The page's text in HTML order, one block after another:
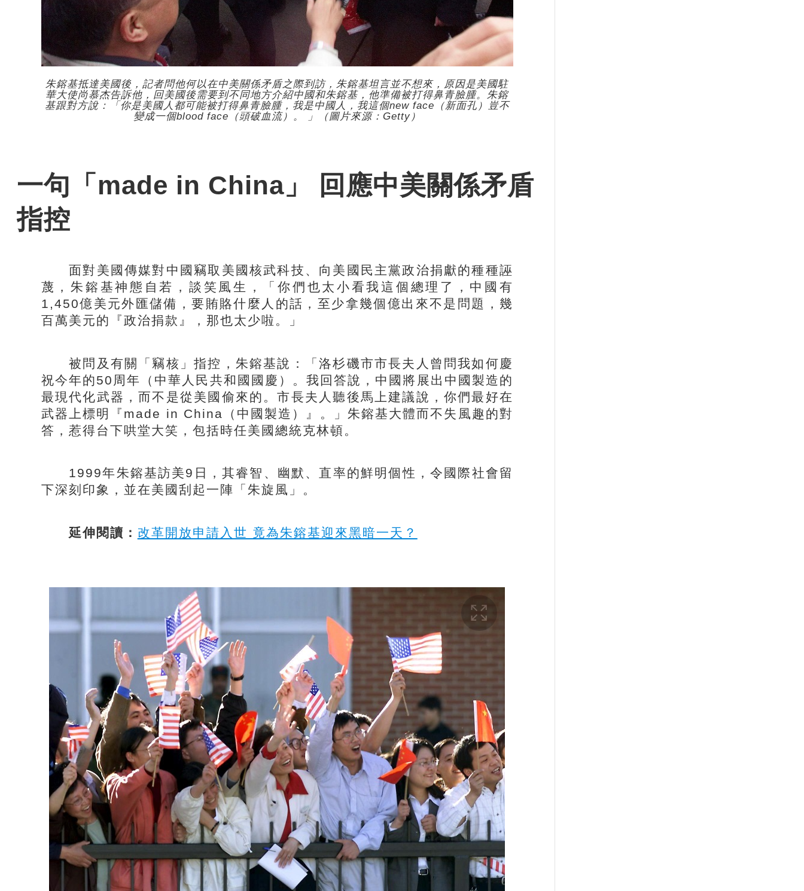
朱鎔基抵達美國後，記者問他何以在中美關係矛盾之際到訪，朱鎔基坦言並不想來，原因是美國駐
華大使尚慕杰告訴他，回美國後需要到不同地方介紹中國和朱鎔基，他準備被打得鼻青臉腫。朱鎔
基跟對方說：「你是美國人都可能被打得鼻青臉腫，我是中國人，我這個new face（新面孔）豈不
變成一個blood face（頭破血流）。 」（圖片來源：Getty）
一句「made in China」 回應中美關係矛盾
指控
面對美國傳媒對中國竊取美國核武科技、向美國民主黨政治捐獻的種種誣
蔑，朱鎔基神態自若，談笑風生，「你們也太小看我這個總理了，中國有
1,450億美元外匯儲備，要賄賂什麼人的話，至少拿幾個億出來不是問題，幾
百萬美元的『政治捐款』，那也太少啦。」
被問及有關「竊核」指控，朱鎔基說：「洛杉磯市市長夫人曾問我如何慶
祝今年的50周年（中華人民共和國國慶）。我回答說，中國將展出中國製造的
最現代化武器，而不是從美國偷來的。市長夫人聽後馬上建議說，你們最好在
武器上標明『made in China（中國製造）』。」朱鎔基大體而不失風趣的對
答，惹得台下哄堂大笑，包括時任美國總統克林頓。
1999年朱鎔基訪美9日，其睿智、幽默、直率的鮮明個性，令國際社會留
下深刻印象，並在美國刮起一陣「朱旋風」。
延伸閱讀： 改革開放申請入世 竟為朱鎔基迎來黑暗一天？